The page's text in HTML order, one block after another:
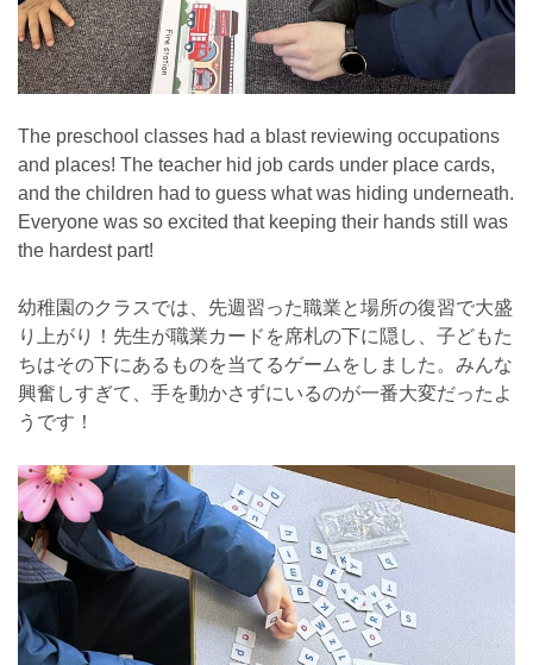
The preschool classes had a blast reviewing occupations
and places! The teacher hid job cards under place cards,
and the children had to guess what was hiding underneath.
Everyone was so excited that keeping their hands still was
the hardest part!
幼稚園のクラスでは、先週習った職業と場所の復習で大盛
り上がり！先生が職業カードを席札の下に隠し、子どもた
ちはその下にあるものを当てるゲームをしました。みんな
興奮しすぎて、手を動かさずにいるのが一番大変だったよ
うです！